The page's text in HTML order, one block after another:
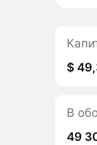
$
В
49